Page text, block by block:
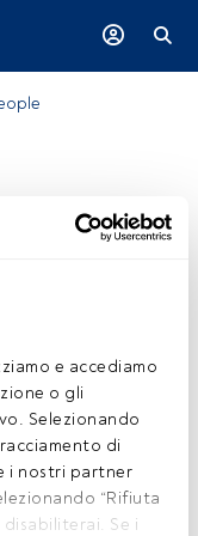
e accediamo
o gli
Selezionando
di
i nostri partner
“Rifiuta
Se i
Bond